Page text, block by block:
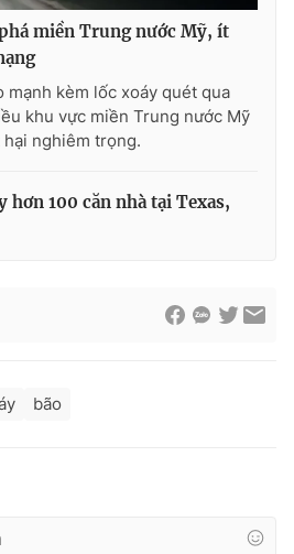
miền Trung nước Mỹ, ít
mạnh kèm lốc xoáy quét qua
khu vực miền Trung nước Mỹ
nghiêm trọng.
hơn 100 căn nhà tại Texas,
bão